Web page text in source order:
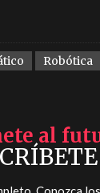
Robótica
al